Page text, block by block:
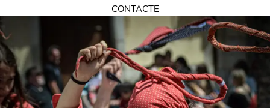
CONTACTE